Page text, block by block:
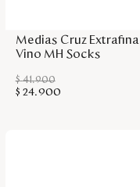
Mi cuenta
Blog
Medias Cruz Extrafina
Vino MH Socks
$ 41.900
$ 24.900